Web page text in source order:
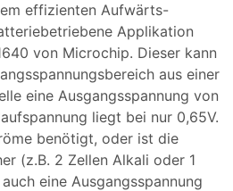
effizienten Aufwärts-
Applikation
von Microchip. Dieser kann
aus einer
eine Ausgangsspannung von
liegt bei nur 0,65V.
benötigt, oder ist die
(z.B. 2 Zellen Alkali oder 1
eine Ausgangsspannung